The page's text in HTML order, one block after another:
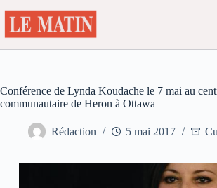
au
contenu
Conférence de Lynda Koudache le 7 mai au
communautaire de Heron à Ottawa
Rédaction 5 mai 2017